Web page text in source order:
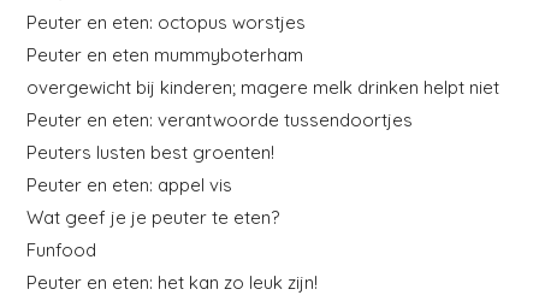
Peuter en eten: octopus worstjes
Peuter en eten mummyboterham
overgewicht bij kinderen; magere melk drinken helpt niet
Peuter en eten: verantwoorde tussendoortjes
Peuters lusten best groenten!
Peuter en eten: appel vis
Wat geef je je peuter te eten?
Funfood
Peuter en eten: het kan zo leuk zijn!